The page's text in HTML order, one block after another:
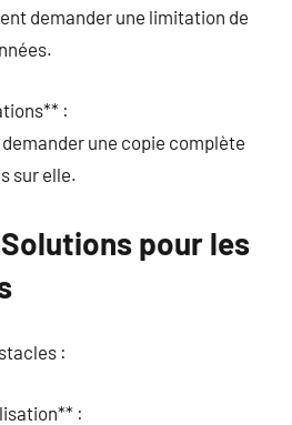
demander une limitation de
:
une copie complète
sur elle.
pour les
:
: